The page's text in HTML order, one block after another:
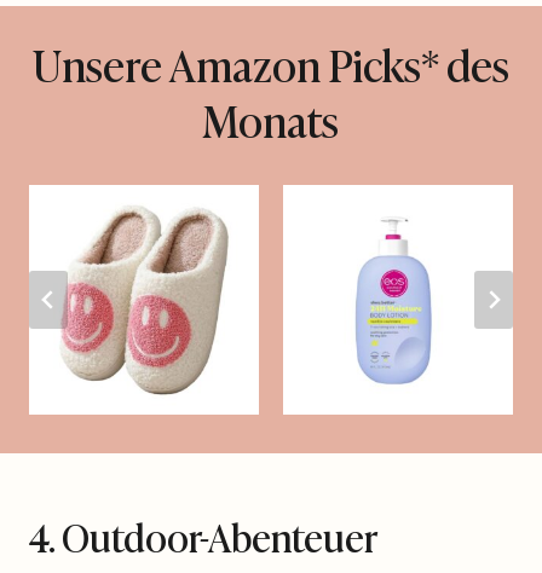
Unsere Amazon Picks* des
Monats
4. Outdoor-Abenteuer